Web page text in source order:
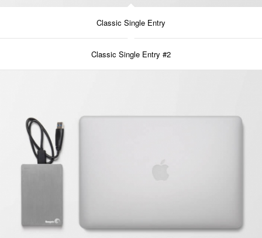
Classic Single Entry
Classic Single Entry #2